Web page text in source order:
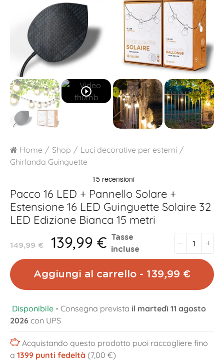
play_circle_outline
Home Shop
Luci decorative per esterni
Ghirlanda Guinguette
Pacco 16 LED + Pannello Solare +
Estensione 16 LED Guinguette Solaire 32
LED Edizione Bianca 15 metri
149,99 € 139,99 €
Tasse
incluse
Aggiungi al carrello - 139,99 €
Disponibile - Consegna prevista il martedì 11 agosto
2026 con UPS
Acquistando questo prodotto puoi raccogliere fino
a 1399 punti fedeltà (7,00 €)